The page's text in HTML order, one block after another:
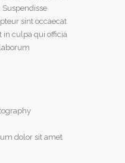
sint occaecat
in culpa qui officia
dolor sit amet